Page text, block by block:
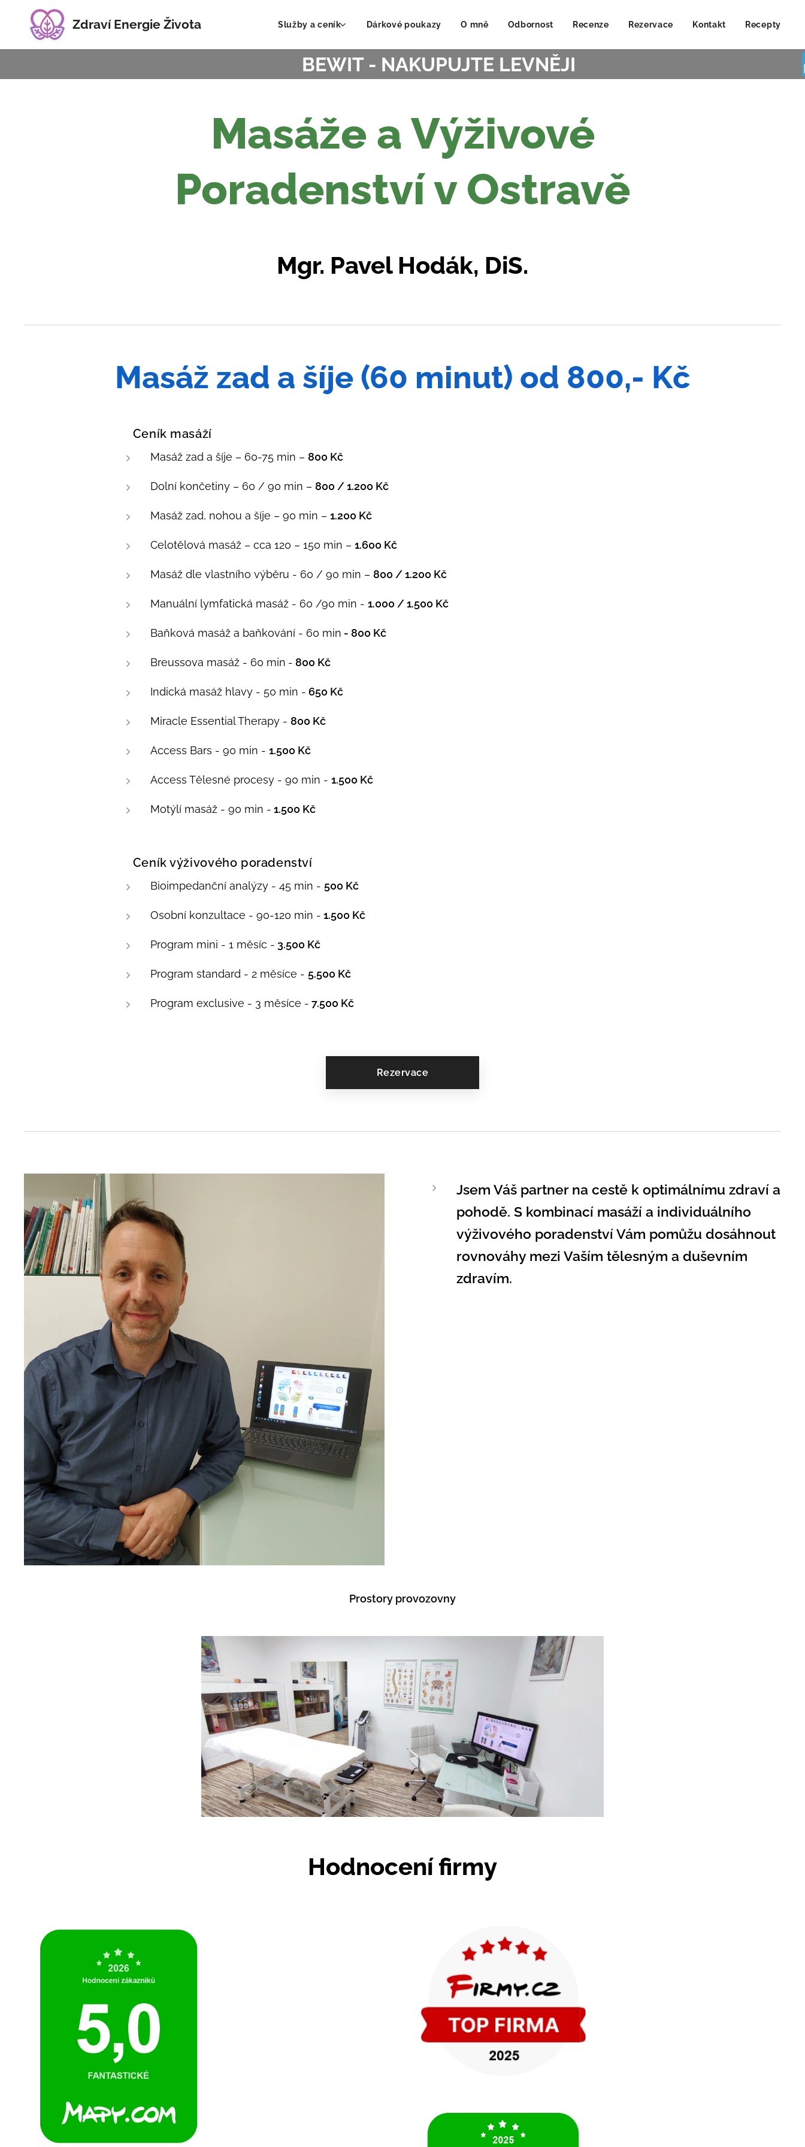
Zdraví Energie Života Služby a ceník Dárkové poukazy O mně Odbornost Recenze Rezervace Kontakt Recepty
BEWIT - NAKUPUJTE LEVNĚJI
Masáže a Výživové
Poradenství v Ostravě
Mgr. Pavel Hodák, DiS.
Masáž zad a šíje (60 minut) od 800,- Kč
💰 Ceník masáží
Masáž zad a šíje – 60-75 min – 800 Kč
Dolní končetiny – 60 / 90 min – 800 / 1.200 Kč
Masáž zad, nohou a šíje – 90 min – 1.200 Kč
Celotělová masáž – cca 120 – 150 min – 1.600 Kč
Masáž dle vlastního výběru - 60 / 90 min – 800 / 1.200 Kč
Manuální lymfatická masáž - 60 /90 min - 1.000 / 1.500 Kč
Baňková masáž a baňkování - 60 min - 800 Kč
Breussova masáž - 60 min - 800 Kč
Indická masáž hlavy - 50 min - 650 Kč
Miracle Essential Therapy - 800 Kč
Access Bars - 90 min - 1.500 Kč
Access Tělesné procesy - 90 min - 1.500 Kč
Motýlí masáž - 90 min - 1.500 Kč
💰 Ceník výživového poradenství
Bioimpedanční analýzy - 45 min - 500 Kč
Osobní konzultace - 90-120 min - 1.500 Kč
Program mini - 1 měsíc - 3.500 Kč
Program standard - 2 měsíce - 5.500 Kč
Program exclusive - 3 měsíce - 7.500 Kč
Rezervace
Jsem Váš partner na cestě k optimálnímu zdraví a
pohodě. S kombinací masáží a individuálního
výživového poradenství Vám pomůžu dosáhnout
rovnováhy mezi Vaším tělesným a duševním
zdravím.
Prostory provozovny
Hodnocení firmy